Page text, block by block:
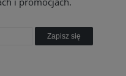
Zapisz się